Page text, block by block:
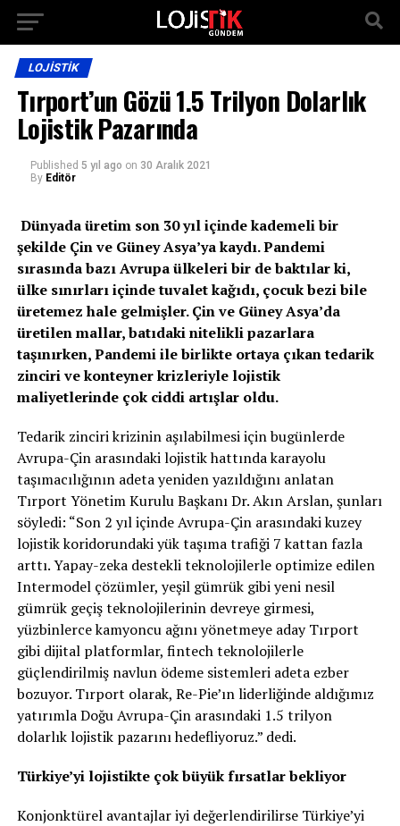
LOJISTIK
Tırport’un Gözü 1.5 Trilyon Dolarlık
Lojistik Pazarında
Published 5 yıl ago on 30 Aralık 2021
By Editör
Dünyada üretim son 30 yıl içinde kademeli bir
şekilde Çin ve Güney Asya’ya kaydı. Pandemi
sırasında bazı Avrupa ülkeleri bir de baktılar ki,
ülke sınırları içinde tuvalet kağıdı, çocuk bezi bile
üretemez hale gelmişler. Çin ve Güney Asya’da
üretilen mallar, batıdaki nitelikli pazarlara
taşınırken, Pandemi ile birlikte ortaya çıkan tedarik
zinciri ve konteyner krizleriyle lojistik
maliyetlerinde çok ciddi artışlar oldu.
Tedarik zinciri krizinin aşılabilmesi için bugünlerde
Avrupa-Çin arasındaki lojistik hattında karayolu
taşımacılığının adeta yeniden yazıldığını anlatan
Tırport Yönetim Kurulu Başkanı Dr. Akın Arslan, şunları
söyledi: “Son 2 yıl içinde Avrupa-Çin arasındaki kuzey
lojistik koridorundaki yük taşıma trafiği 7 kattan fazla
arttı. Yapay-zeka destekli teknolojilerle optimize edilen
Intermodel çözümler, yeşil gümrük gibi yeni nesil
gümrük geçiş teknolojilerinin devreye girmesi,
yüzbinlerce kamyoncu ağını yönetmeye aday Tırport
gibi dijital platformlar, fintech teknolojilerle
güçlendirilmiş navlun ödeme sistemleri adeta ezber
bozuyor. Tırport olarak, Re-Pie’ın liderliğinde aldığımız
yatırımla Doğu Avrupa-Çin arasındaki 1.5 trilyon
dolarlık lojistik pazarını hedefliyoruz.” dedi.
Türkiye’yi lojistikte çok büyük fırsatlar bekliyor
Konjonktürel avantajlar iyi değerlendirilirse Türkiye’yi